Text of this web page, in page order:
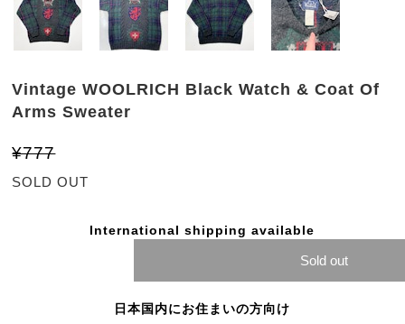
Vintage WOOLRICH Black Watch & Coat Of
Arms Sweater
¥777
SOLD OUT
International shipping available
Sold out
日本国内にお住まいの方向け